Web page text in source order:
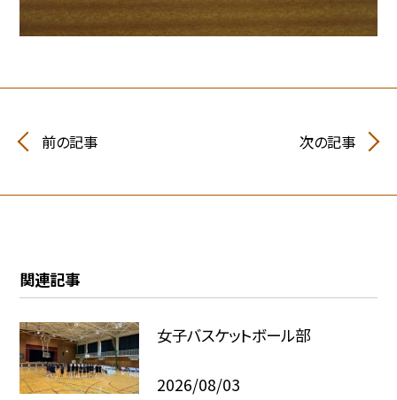
前の記事 次の記事
関連記事
女子バスケットボール部
2026/08/03